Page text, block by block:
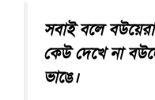
সবাই বলে বউয়েরা
কেউ দেখে না
ভাঙে।